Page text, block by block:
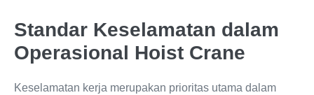
Standar Keselamatan dalam
Operasional Hoist Crane
Keselamatan kerja merupakan prioritas utama dalam